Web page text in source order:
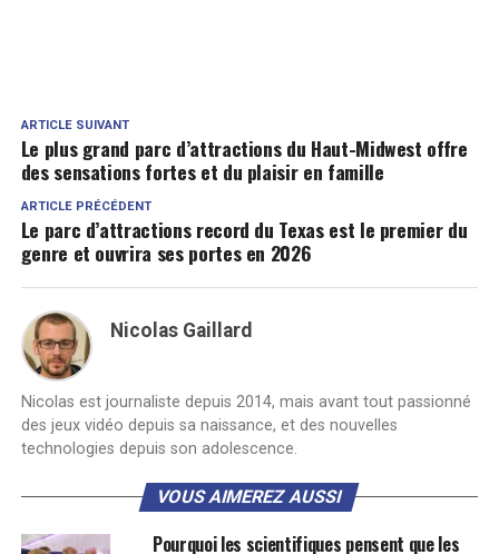
ARTICLE SUIVANT
Le plus grand parc d’attractions du Haut-Midwest offre
des sensations fortes et du plaisir en famille
ARTICLE PRÉCÉDENT
Le parc d’attractions record du Texas est le premier du
genre et ouvrira ses portes en 2026
Nicolas Gaillard
Nicolas est journaliste depuis 2014, mais avant tout passionné
des jeux vidéo depuis sa naissance, et des nouvelles
technologies depuis son adolescence.
VOUS AIMEREZ AUSSI
Pourquoi les scientifiques pensent que les